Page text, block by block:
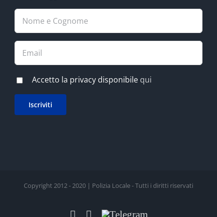
Accetto la privacy disponibile qui
Copyright 2012 - 2020 | Polizia Locale - Tutti i diritti riservati
Facebook
LinkedIn
Telegram